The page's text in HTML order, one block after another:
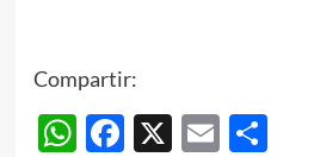
Compartir:
WhatsApp
Facebook
X Email